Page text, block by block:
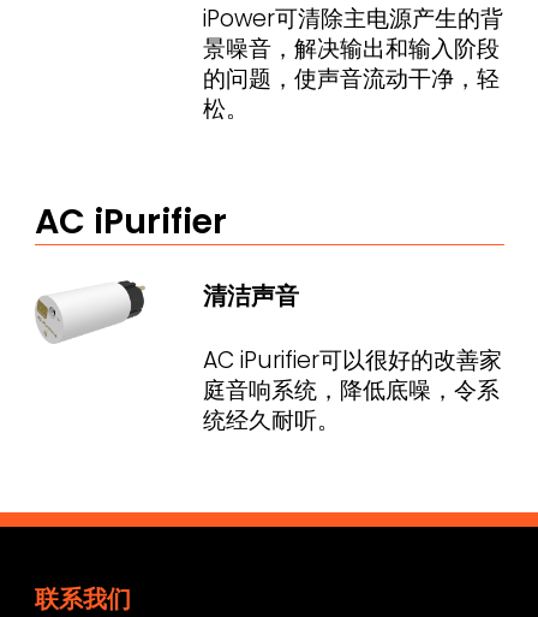
iPower可清除主电源产生的背
景噪音，解决输出和输入阶段
的问题，使声音流动干净，轻
松。
AC iPurifier
清洁声音
AC iPurifier可以很好的改善家
庭音响系统，降低底噪，令系
统经久耐听。
联系我们